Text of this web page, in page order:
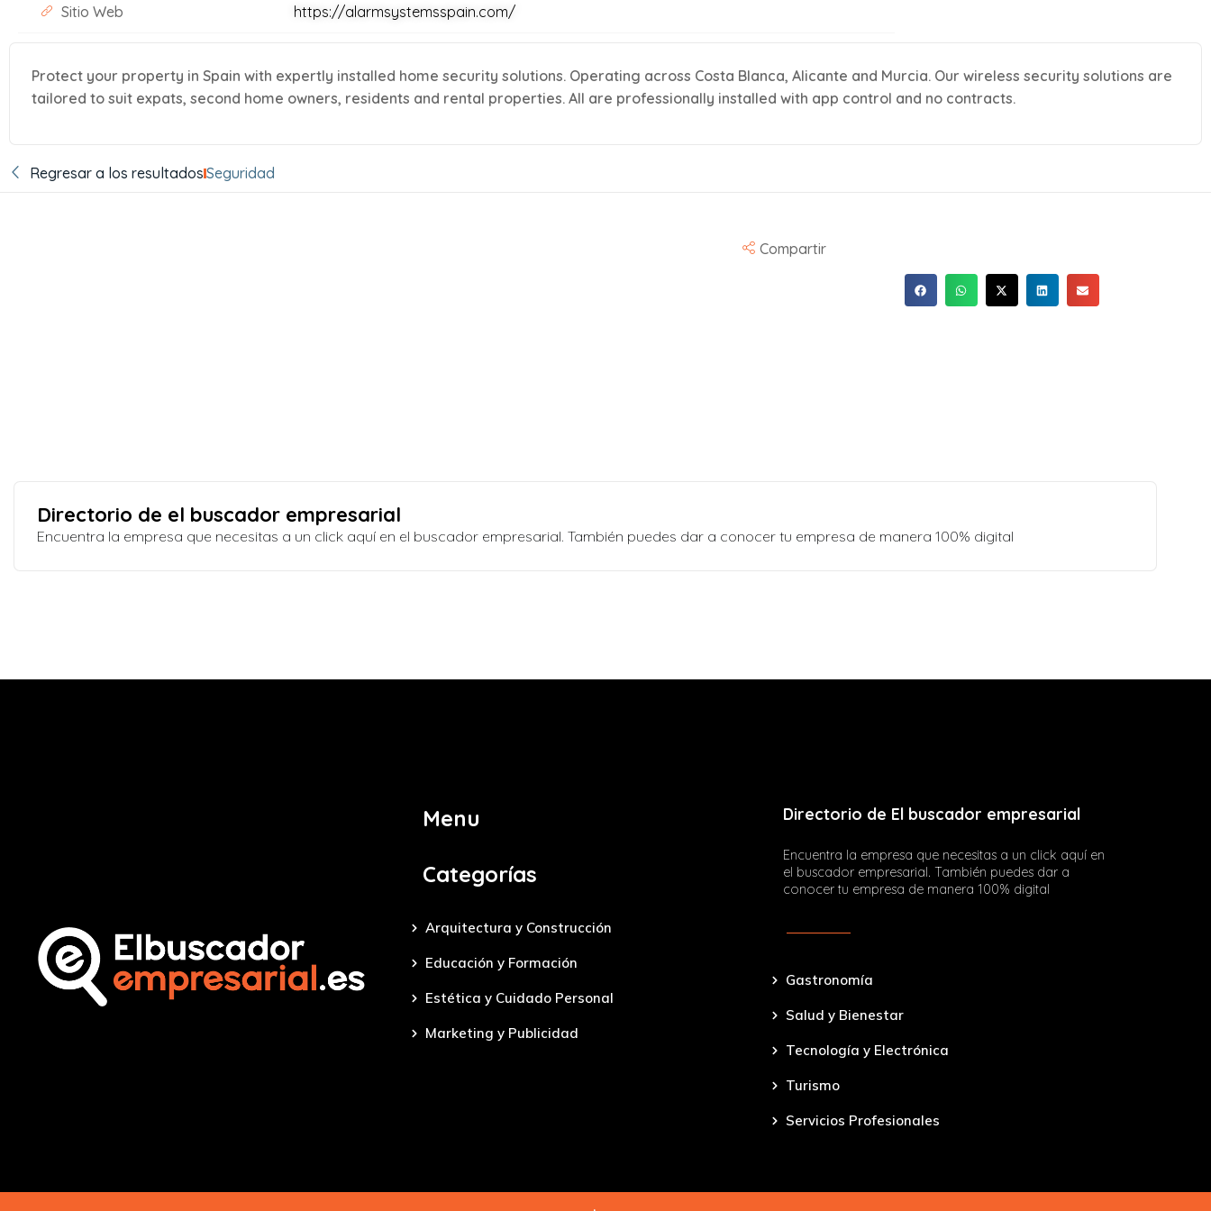
Sitio Web https://alarmsystemsspain.com/
Protect your property in Spain with expertly installed home security solutions. Operating across Costa Blanca, Alicante and Murcia. Our wireless security solutions are
tailored to suit expats, second home owners, residents and rental properties. All are professionally installed with app control and no contracts.
Regresar a los resultadosSeguridad
Compartir
Directorio de el buscador empresarial
Encuentra la empresa que necesitas a un click aquí en el buscador empresarial. También puedes dar a conocer tu empresa de manera 100% digital
Menu
Categorías
Arquitectura y Construcción
Educación y Formación
Estética y Cuidado Personal
Marketing y Publicidad
Directorio de El buscador empresarial
Encuentra la empresa que necesitas a un click aquí en
el buscador empresarial. También puedes dar a
conocer tu empresa de manera 100% digital
Gastronomía
Salud y Bienestar
Tecnología y Electrónica
Turismo
Servicios Profesionales